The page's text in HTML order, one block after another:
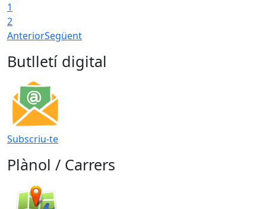
1
2
AnteriorSegüent
Butlletí digital
Subscriu-te
Plànol / Carrers